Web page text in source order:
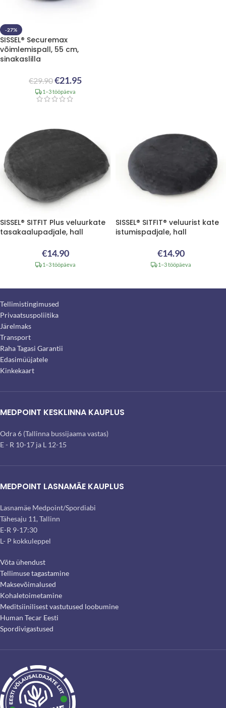
-27%
SISSEL® Securemax
võimlemispall, 55 cm,
sinakaslilla
€29.90€21.95
1–3 tööpäeva
SISSEL® SITFIT Plus veluurkate
tasakaalupadjale, hall
€14.90
1–3 tööpäeva
SISSEL® SITFIT® veluurist kate
istumispadjale, hall
€14.90
1–3 tööpäeva
Tellimistingimused
Privaatsuspoliitika
Järelmaks
Transport
Raha Tagasi Garantii
Edasimüüjatele
Kinkekaart
MEDPOINT KESKLINNA KAUPLUS
Odra 6 (Tallinna bussijaama vastas)
E - R 10-17 ja L 12-15
MEDPOINT LASNAMÄE KAUPLUS
Lasnamäe Medpoint/Spordiabi
Tähesaju 11, Tallinn
E-R 9-17:30
L- P kokkuleppel
Võta ühendust
Tellimuse tagastamine
Maksevõimalused
Kohaletoimetamine
Meditsiinilisest vastutused loobumine
Human Tecar Eesti
Spordivigastused